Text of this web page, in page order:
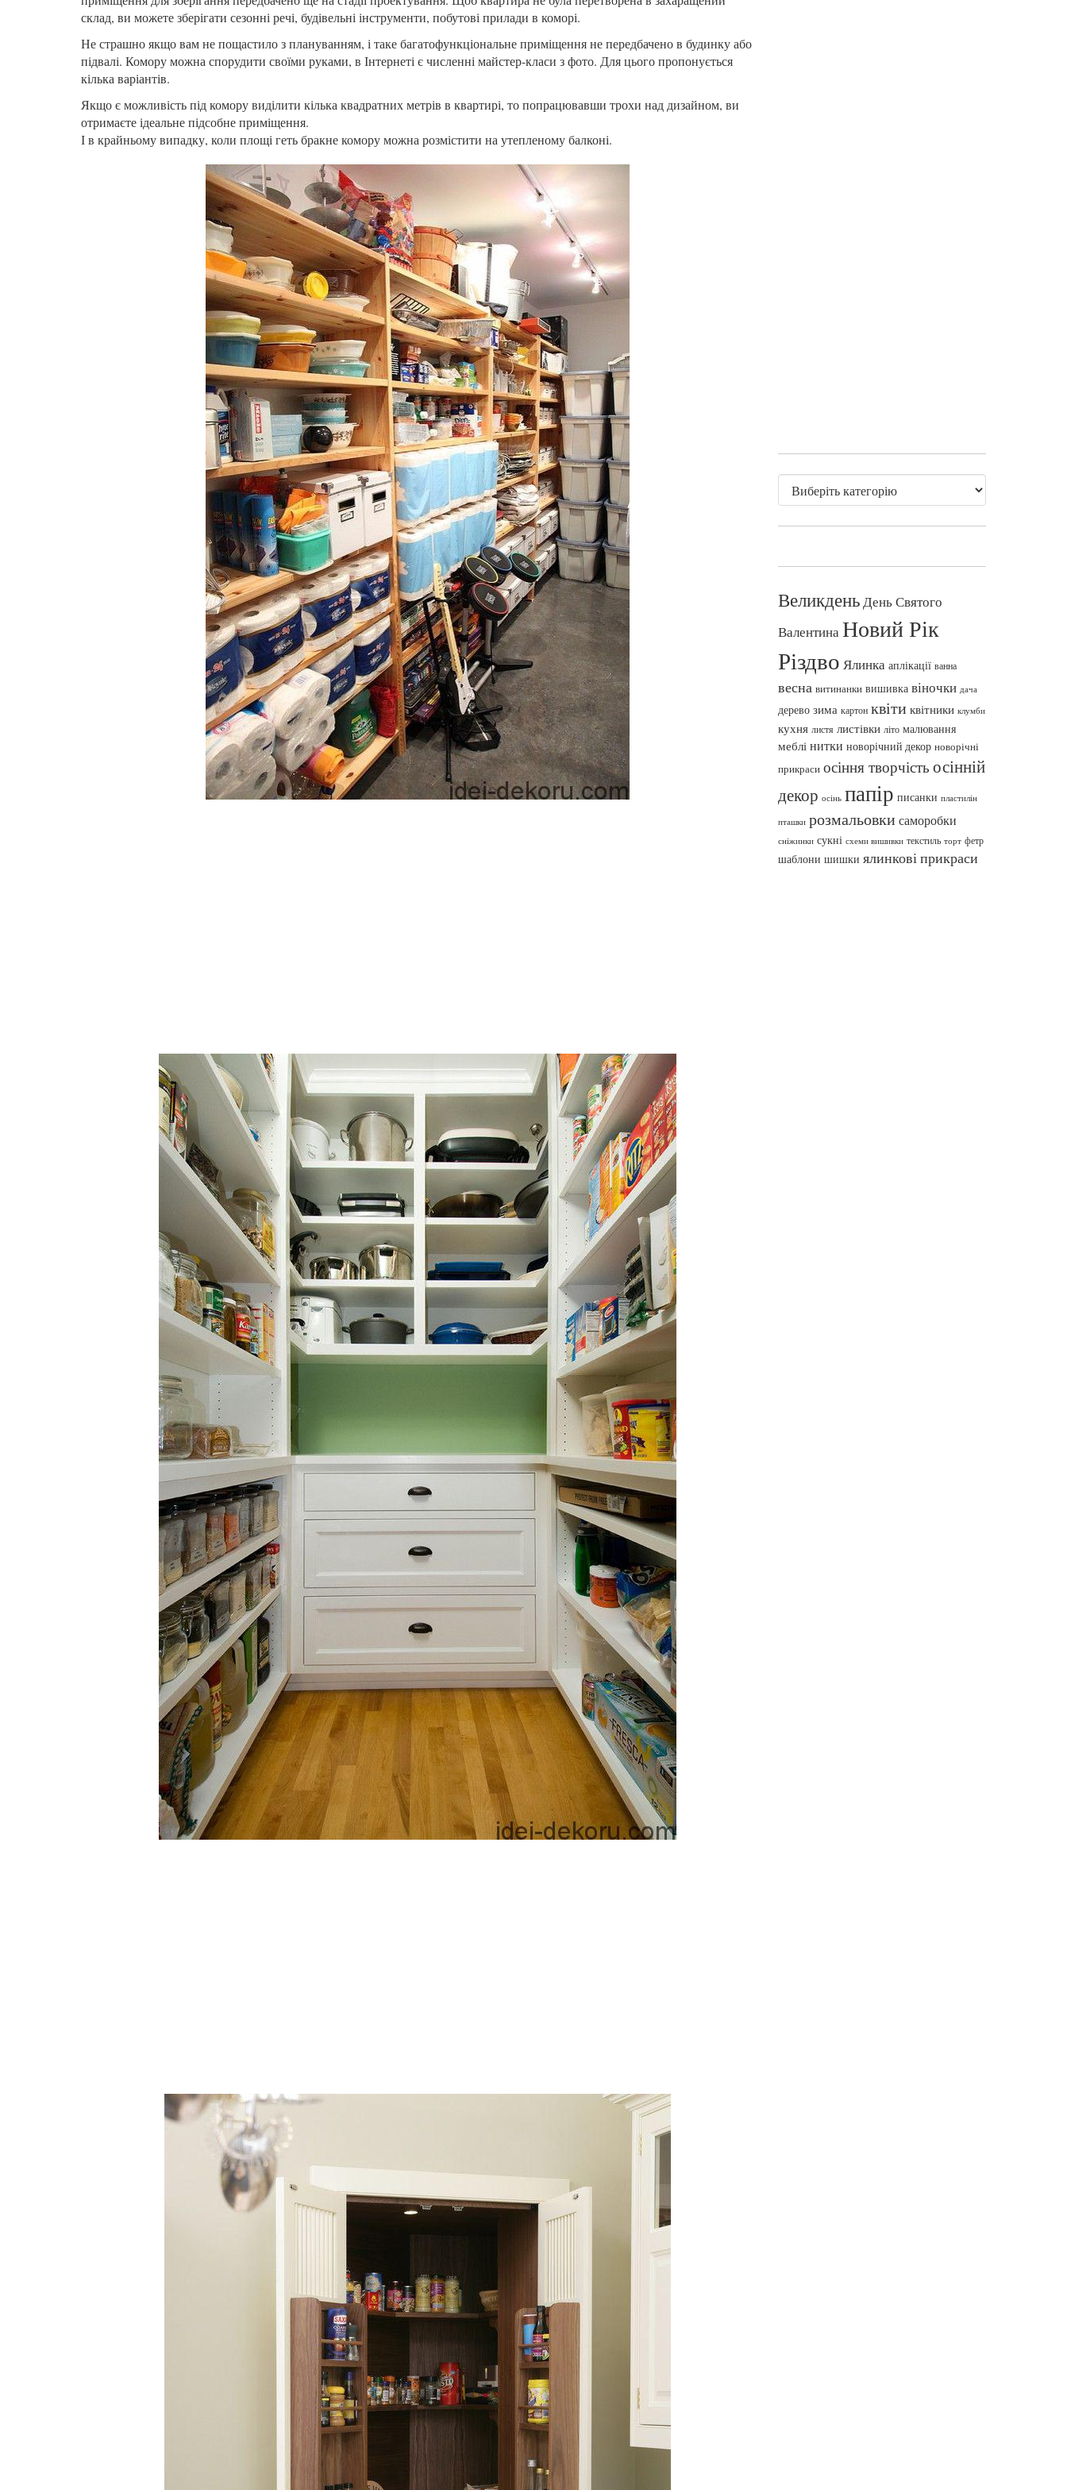
склад, ви можете зберігати сезонні речі, будівельні інструменти, побутові прилади в коморі.
Не страшно якщо вам не пощастило з плануванням, і таке багатофункціональне приміщення не передбачено в будинку або
підвалі. Комору можна спорудити своїми руками, в Інтернеті є численні майстер-класи з фото. Для цього пропонується
кілька варіантів.
Якщо є можливість під комору виділити кілька квадратних метрів в квартирі, то попрацювавши трохи над дизайном, ви
отримаєте ідеальне підсобне приміщення.
І в крайньому випадку, коли площі геть бракне комору можна розмістити на утепленому балконі.
ВеликденьДень Святого
ВалентинаНовий Рік
Різдво Ялинка аплікації ванна
весна витинанки вишивка віночки дача
дерево зима картон квіти квітники клумби
кухня листя листівки літо малювання
меблі нитки новорічний декор новорічні
прикраси осіння творчість осінній
декор осінь папір писанки пластилін
пташки розмальовки саморобки
сніжинки сукні схеми вишивки текстиль торт фетр
шаблони шишки ялинкові прикраси